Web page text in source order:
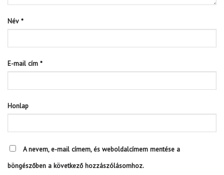
Név *
E-mail cím *
Honlap
A nevem, e-mail címem, és weboldalcímem mentése a
böngészőben a következő hozzászólásomhoz.